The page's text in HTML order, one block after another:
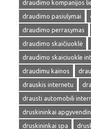
draudimo kompanijos
draudimo pasiulymai
draudimo perrasymas
draudimo skaičiuoklė
draudimo skaiciuokle
draudimu kainos
drauskis internetu
drausti automobili
druskininkai
druskininkai spa